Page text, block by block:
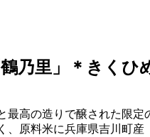
乃里」＊きく
最高の造りで醸された限
、原料米に兵庫県吉川町